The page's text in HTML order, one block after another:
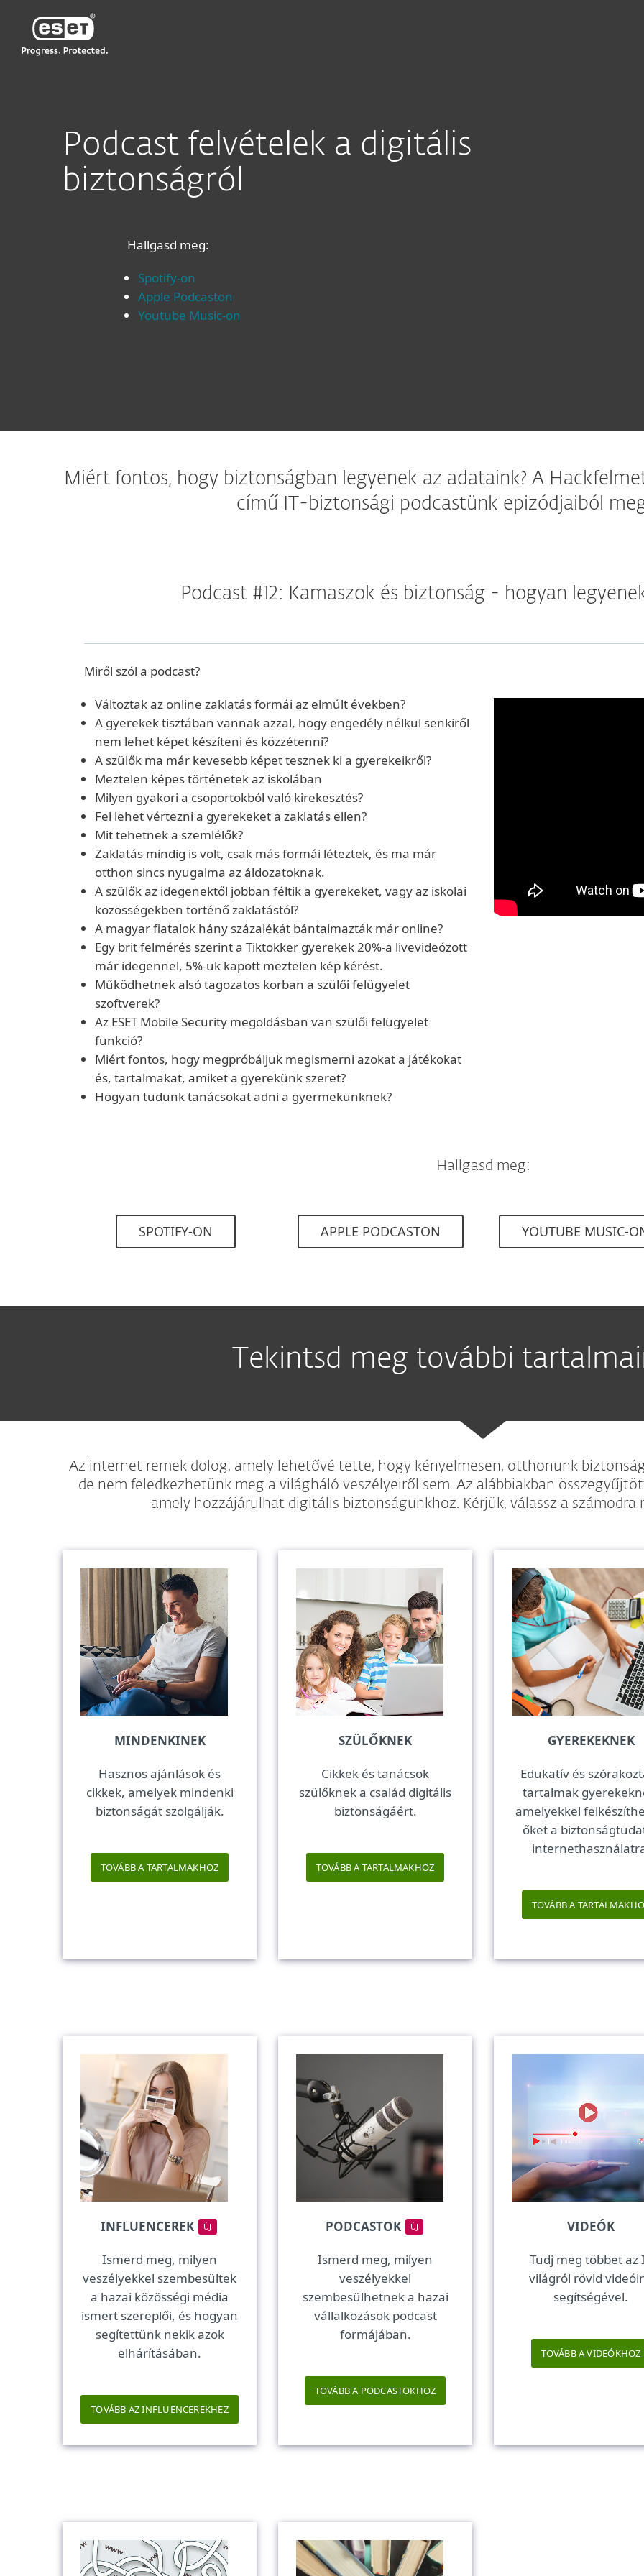
Podcast felvételek a digitális
biztonságról
Hallgasd meg:
Spotify-on
Apple Podcaston
Youtube Music-on
Miért fontos, hogy biztonságban legyenek az adataink? A
című IT-biztonsági podcastünk epizódjaiból
Podcast #12: Kamaszok és biztonság - hogyan
Miről szól a podcast?
Változtak az online zaklatás formái az elmúlt években?
A gyerekek tisztában vannak azzal, hogy engedély nélkül senkiről
nem lehet képet készíteni és közzétenni?
A szülők ma már kevesebb képet tesznek ki a gyerekeikről?
Meztelen képes történetek az iskolában
Milyen gyakori a csoportokból való kirekesztés?
Fel lehet vértezni a gyerekeket a zaklatás ellen?
Mit tehetnek a szemlélők?
Zaklatás mindig is volt, csak más formái léteztek, és ma már
otthon sincs nyugalma az áldozatoknak.
A szülők az idegenektől jobban féltik a gyerekeket, vagy az iskolai
közösségekben történő zaklatástól?
A magyar fiatalok hány százalékát bántalmazták már online?
Egy brit felmérés szerint a Tiktokker gyerekek 20%-a livevideózott
már idegennel, 5%-uk kapott meztelen kép kérést.
Működhetnek alsó tagozatos korban a szülői felügyelet
szoftverek?
Az ESET Mobile Security megoldásban van szülői felügyelet
funkció?
Miért fontos, hogy megpróbáljuk megismerni azokat a játékokat
és, tartalmakat, amiket a gyerekünk szeret?
Hogyan tudunk tanácsokat adni a gyermekünknek?
Hallgasd meg:
SPOTIFY-ON APPLE PODCASTON YOUTUBE MUSIC-
Tekintsd meg további
Az internet remek dolog, amely lehetővé tette, hogy kényelmesen, otthonunk
de nem feledkezhetünk meg a világháló veszélyeiről sem. Az alábbiakban
amely hozzájárulhat digitális biztonságunkhoz. Kérjük, válassz a
MINDENKINEK
Hasznos ajánlások és
cikkek, amelyek mindenki
biztonságát szolgálják.
TOVÁBB A TARTALMAKHOZ
SZÜLŐKNEK
Cikkek és tanácsok
szülőknek a család digitális
biztonságáért.
TOVÁBB A TARTALMAKHOZ
GYEREKEKNEK
Edukatív és
tartalmak
amelyekkel
őket a
TOVÁBB A
INFLUENCEREK ÚJ
Ismerd meg, milyen
veszélyekkel szembesültek
a hazai közösségi média
ismert szereplői, és hogyan
segítettünk nekik azok
elhárításában.
TOVÁBB AZ INFLUENCEREKHEZ
PODCASTOK ÚJ
Ismerd meg, milyen
veszélyekkel
szembesülhetnek a hazai
vállalkozások podcast
formájában.
TOVÁBB A PODCASTOKHOZ
VIDEÓK
Tudj meg többet az
világról rövid
segítségével.
TOVÁBB A VIDEÓKHOZ
HU Digitális biztonság
ESET